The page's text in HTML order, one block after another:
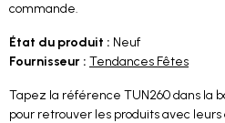
commande.
État du produit : Neuf
Fournisseur : Tendances Fêtes
Tapez la référence TUN260 dans la
pour retrouver les produits avec